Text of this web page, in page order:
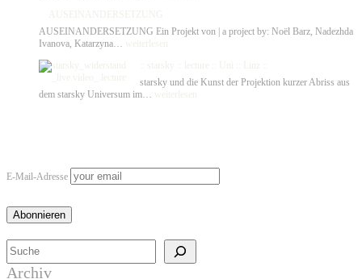
der
schwebende
AUSEINANDERSETZUNG
AUSEINANDERSETZUNG Ein Projekt von | a project by: Noël Barz, Nadezhda
Ivanova, Katarzyna…
starsky und die Kunst der Projektion kurzer Abriss aus
dem starsky Universum im…
::
E-Mail-Adresse
Suchen
Archiv